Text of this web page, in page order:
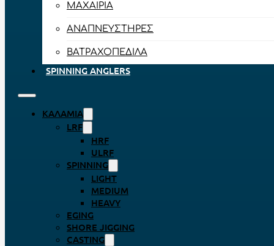
ΜΑΧΑΊΡΙΑ
ΑΝΑΠΝΕΥΣΤΉΡΕΣ
ΒΑΤΡΑΧΟΠΈΔΙΛΑ
SPINNING ANGLERS
ΚΑΛΆΜΙΑ
LRF
HRF
ULRF
SPINNING
LIGHT
MEDIUM
HEAVY
EGING
SHORE JIGGING
CASTING